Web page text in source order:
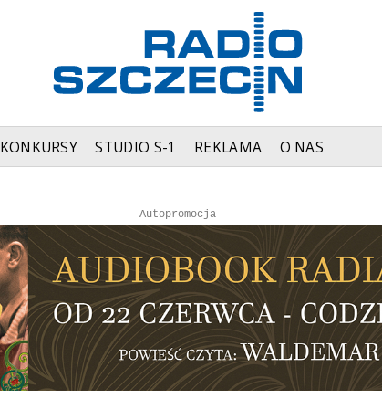
KONKURSY STUDIO S-1 REKLAMA O NAS
Autopromocja
Reklama